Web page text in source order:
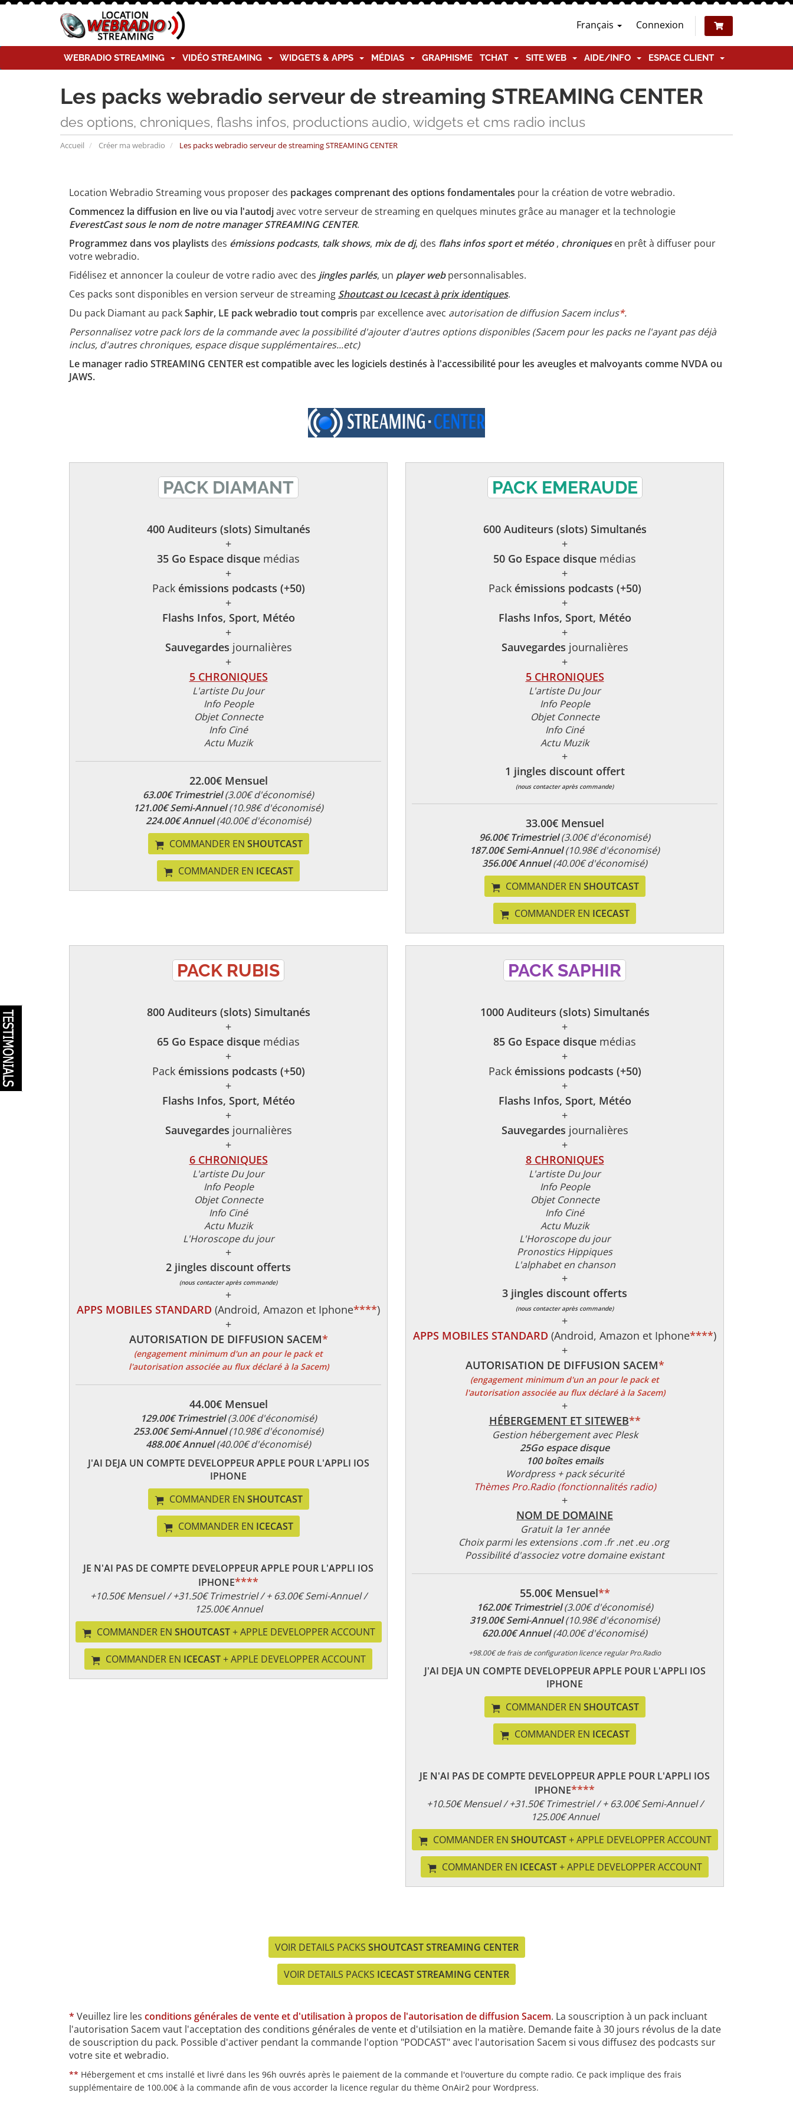
Français Connexion
WEBRADIO STREAMING VIDÉO STREAMING WIDGETS & APPS MÉDIAS GRAPHISME TCHAT SITE WEB AIDE/INFO ESPACE CLIENT
Les packs webradio serveur de streaming STREAMING CENTER
des options, chroniques, flashs infos, productions audio, widgets et cms radio inclus
Accueil Créer ma webradio Les packs webradio serveur de streaming STREAMING CENTER
Location Webradio Streaming vous proposer des packages comprenant des options fondamentales pour la création de votre webradio.
Commencez la diffusion en live ou via l'autodjavec votre serveur de streaming en quelques minutes grâce au manager et la technologie
EverestCast sous le nom de notre manager STREAMING CENTER.
Programmez dans vos playlists des émissions podcasts, talk shows, mix de dj, des flahs infos sport et météo, chroniquesen prêt à diffuser pour
votre webradio.
Fidélisez et annoncer la couleur de votre radio avec des jingles parlés, un player webpersonnalisables.
Ces packs sont disponibles en version serveur de streaming Shoutcast ou Icecast à prix identiques.
Du pack Diamant au packSaphir, LE pack webradio tout compris par excellence avec autorisation de diffusion Sacem inclus*.
Personnalisez votre pack lors de la commande avec la possibilité d'ajouter d'autres options disponibles (Sacem pour les packs ne l'ayant pas déjà
inclus, d'autres chroniques, espace disque supplémentaires...etc)
Le manager radio STREAMING CENTER est compatible avec les logiciels destinés à l'accessibilité pour les aveugles et malvoyants comme NVDA ou
JAWS.
PACK DIAMANT
400 Auditeurs (slots) Simultanés
+
35 Go Espace disque médias
+
Pack émissions podcasts (+50)
+
Flashs Infos, Sport, Météo
+
Sauvegardes journalières
+
5 CHRONIQUES
L'artiste Du Jour
Info People
Objet Connecte
Info Ciné
Actu Muzik
22.00€ Mensuel
63.00€ Trimestriel(3.00€ d'économisé)
121.00€ Semi-Annuel(10.98€ d'économisé)
224.00€ Annuel(40.00€ d'économisé)
COMMANDER EN SHOUTCAST
COMMANDER EN ICECAST
PACK EMERAUDE
600 Auditeurs (slots) Simultanés
+
50 Go Espace disque médias
+
Pack émissions podcasts (+50)
+
Flashs Infos, Sport, Météo
+
Sauvegardes journalières
+
5 CHRONIQUES
L'artiste Du Jour
Info People
Objet Connecte
Info Ciné
Actu Muzik
+
1 jingles discount offert
(nous contacter après commande)
33.00€ Mensuel
96.00€ Trimestriel(3.00€ d'économisé)
187.00€ Semi-Annuel(10.98€ d'économisé)
356.00€ Annuel(40.00€ d'économisé)
COMMANDER EN SHOUTCAST
COMMANDER EN ICECAST
PACK RUBIS
800 Auditeurs (slots) Simultanés
+
65 Go Espace disque médias
+
Pack émissions podcasts (+50)
+
Flashs Infos, Sport, Météo
+
Sauvegardes journalières
+
6 CHRONIQUES
L'artiste Du Jour
Info People
Objet Connecte
Info Ciné
Actu Muzik
L'Horoscope du jour
+
2 jingles discount offerts
(nous contacter après commande)
+
APPS MOBILES STANDARD (Android, Amazon et Iphone****)
+
AUTORISATION DE DIFFUSION SACEM*
(engagement minimum d'un an pour le pack et
l'autorisation associée au flux déclaré à la Sacem)
44.00€ Mensuel
129.00€ Trimestriel(3.00€ d'économisé)
253.00€ Semi-Annuel(10.98€ d'économisé)
488.00€ Annuel(40.00€ d'économisé)
J'AI DEJA UN COMPTE DEVELOPPEUR APPLE POUR L'APPLI IOS
IPHONE
COMMANDER EN SHOUTCAST
COMMANDER EN ICECAST
JE N'AI PAS DE COMPTE DEVELOPPEUR APPLE POUR L'APPLI IOS
IPHONE****
+10.50€ Mensuel / +31.50€ Trimestriel / + 63.00€ Semi-Annuel /
125.00€ Annuel
COMMANDER EN SHOUTCAST+ APPLE DEVELOPPER ACCOUNT
COMMANDER EN ICECAST+ APPLE DEVELOPPER ACCOUNT
PACK SAPHIR
1000 Auditeurs (slots) Simultanés
+
85 Go Espace disque médias
+
Pack émissions podcasts (+50)
+
Flashs Infos, Sport, Météo
+
Sauvegardes journalières
+
8 CHRONIQUES
L'artiste Du Jour
Info People
Objet Connecte
Info Ciné
Actu Muzik
L'Horoscope du jour
Pronostics Hippiques
L'alphabet en chanson
+
3 jingles discount offerts
(nous contacter après commande)
+
APPS MOBILES STANDARD (Android, Amazon et Iphone****)
+
AUTORISATION DE DIFFUSION SACEM*
(engagement minimum d'un an pour le pack et
l'autorisation associée au flux déclaré à la Sacem)
+
HÉBERGEMENT ET SITEWEB**
Gestion hébergement avec Plesk
25Go espace disque
100 boîtes emails
Wordpress + pack sécurité
Thèmes Pro.Radio (fonctionnalités radio)
+
NOM DE DOMAINE
Gratuit la 1er année
Choix parmi les extensions .com .fr .net .eu .org
Possibilité d'associez votre domaine existant
55.00€ Mensuel**
162.00€ Trimestriel(3.00€ d'économisé)
319.00€ Semi-Annuel(10.98€ d'économisé)
620.00€ Annuel(40.00€ d'économisé)
+98.00€ de frais de configuration licence regular Pro.Radio
J'AI DEJA UN COMPTE DEVELOPPEUR APPLE POUR L'APPLI IOS
IPHONE
COMMANDER EN SHOUTCAST
COMMANDER EN ICECAST
JE N'AI PAS DE COMPTE DEVELOPPEUR APPLE POUR L'APPLI IOS
IPHONE****
+10.50€ Mensuel / +31.50€ Trimestriel / + 63.00€ Semi-Annuel /
125.00€ Annuel
COMMANDER EN SHOUTCAST+ APPLE DEVELOPPER ACCOUNT
COMMANDER EN ICECAST+ APPLE DEVELOPPER ACCOUNT
VOIR DETAILS PACKS SHOUTCAST STREAMING CENTER
VOIR DETAILS PACKS ICECAST STREAMING CENTER
* Veuillez lire les conditions générales de vente et d'utilisation à propos de l'autorisation de diffusion Sacem. La souscription à un pack incluant
l'autorisation Sacem vaut l'acceptation des conditions générales de vente et d'utilsiation en la matière. Demande faite à 30 jours révolus de la date
de souscription du pack. Possible d'activer pendant la commande l'option "PODCAST" avec l'autorisation Sacem si vous diffusez des podcasts sur
votre site et webradio.
** Hébergement et cms installé et livré dans les 96h ouvrés après le paiement de la commande et l'ouverture du compte radio. Ce pack implique des frais
supplémentaire de 100.00€ à la commande afin de vous accorder la licence regular du thème OnAir2 pour Wordpress.